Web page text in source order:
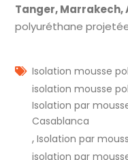
Tanger, Marrakech,
polyuréthane
Isolation mousse
isolation mousse
Isolation par
Casablanca
,Isolation par
isolation par